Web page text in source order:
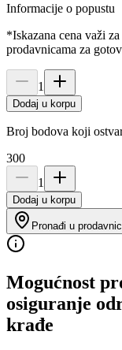
Informacije o popustu
*Iskazana cena važi
prodavnicama za
1
Dodaj u korpu
Broj bodova koji
300
1
Dodaj u korpu
Pronađi u
Mogućnost
osiguranje
krađe